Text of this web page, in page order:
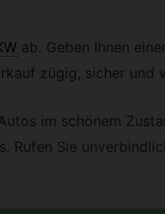
ab. Geben Ihnen
zügig, sicher und
im schönem
Rufen Sie